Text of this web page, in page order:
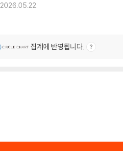
2026.05.22.
집계에 반영됩니다.